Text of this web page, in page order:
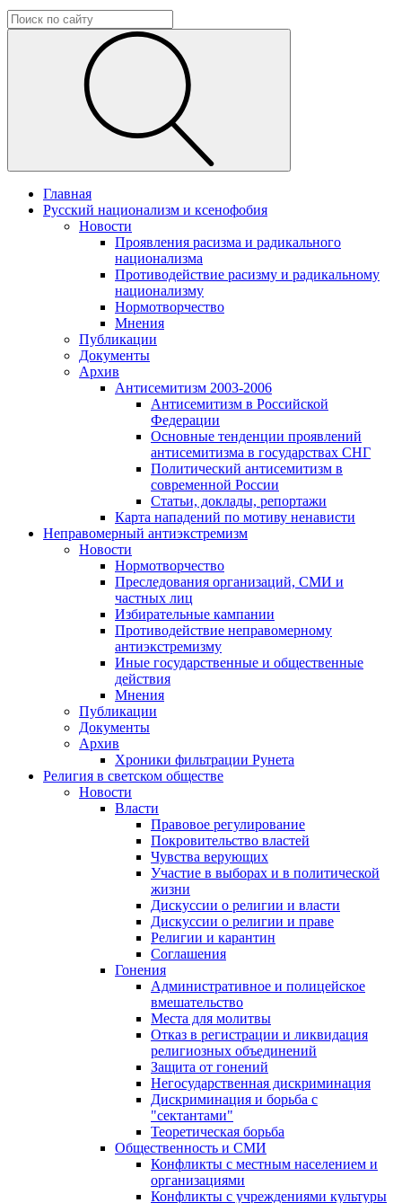
Главная
Русский национализм и ксенофобия
Новости
Проявления расизма и радикального
национализма
Противодействие расизму и радикальному
национализму
Нормотворчество
Мнения
Публикации
Документы
Архив
Антисемитизм 2003-2006
Антисемитизм в Российской
Федерации
Основные тенденции проявлений
антисемитизма в государствах СНГ
Политический антисемитизм в
современной России
Статьи, доклады, репортажи
Карта нападений по мотиву ненависти
Неправомерный антиэкстремизм
Новости
Нормотворчество
Преследования организаций, СМИ и
частных лиц
Избирательные кампании
Противодействие неправомерному
антиэкстремизму
Иные государственные и общественные
действия
Мнения
Публикации
Документы
Архив
Хроники фильтрации Рунета
Религия в светском обществе
Новости
Власти
Правовое регулирование
Покровительство властей
Чувства верующих
Участие в выборах и в политической
жизни
Дискуссии о религии и власти
Дискуссии о религии и праве
Религии и карантин
Соглашения
Гонения
Административное и полицейское
вмешательство
Места для молитвы
Отказ в регистрации и ликвидация
религиозных объединений
Защита от гонений
Негосударственная дискриминация
Дискриминация и борьба с
"сектантами"
Теоретическая борьба
Общественность и СМИ
Конфликты с местным населением и
организациями
Конфликты с учреждениями культуры